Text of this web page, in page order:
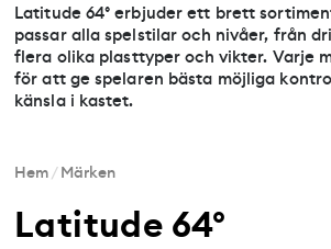
Latitude 64° erbjuder ett brett
passar alla spelstilar och nivåer, från
flera olika plasttyper och vikter. Varje
för att ge spelaren bästa möjliga
känsla i kastet.
Hem/Märken
Latitude 64°